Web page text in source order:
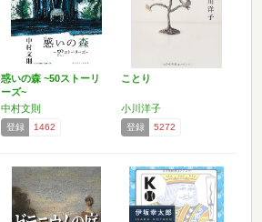
惑いの森 ~50ストーリ
ーズ~
中村文則
登録 1462
ことり
小川洋子
登録 5272